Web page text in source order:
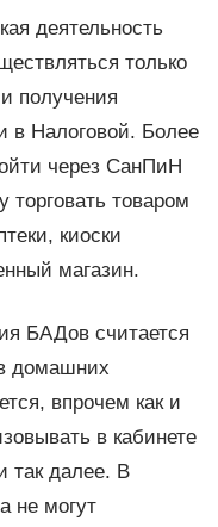
деятельность
только
получения
в Налоговой. Более
через СанПиН
торговать товаром
киоски
магазин.
БАДов считается
домашних
впрочем как и
в кабинете
так далее. В
не могут